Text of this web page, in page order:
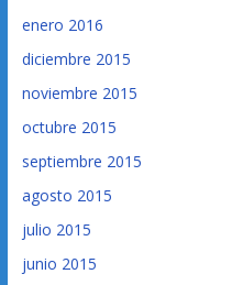
enero 2016
diciembre 2015
noviembre 2015
octubre 2015
septiembre 2015
agosto 2015
julio 2015
junio 2015